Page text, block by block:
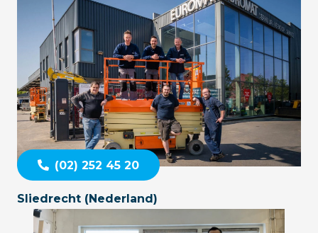
(02) 252 45 20
Sliedrecht (Nederland)